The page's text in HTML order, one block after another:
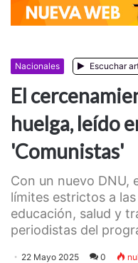
Nacionales Escuchar
El
huelga, leído
'Comunistas'
Con un nuevo DNU,
límites estrictos a
educación, salud y
periodistas del
22 Mayo 2025 0